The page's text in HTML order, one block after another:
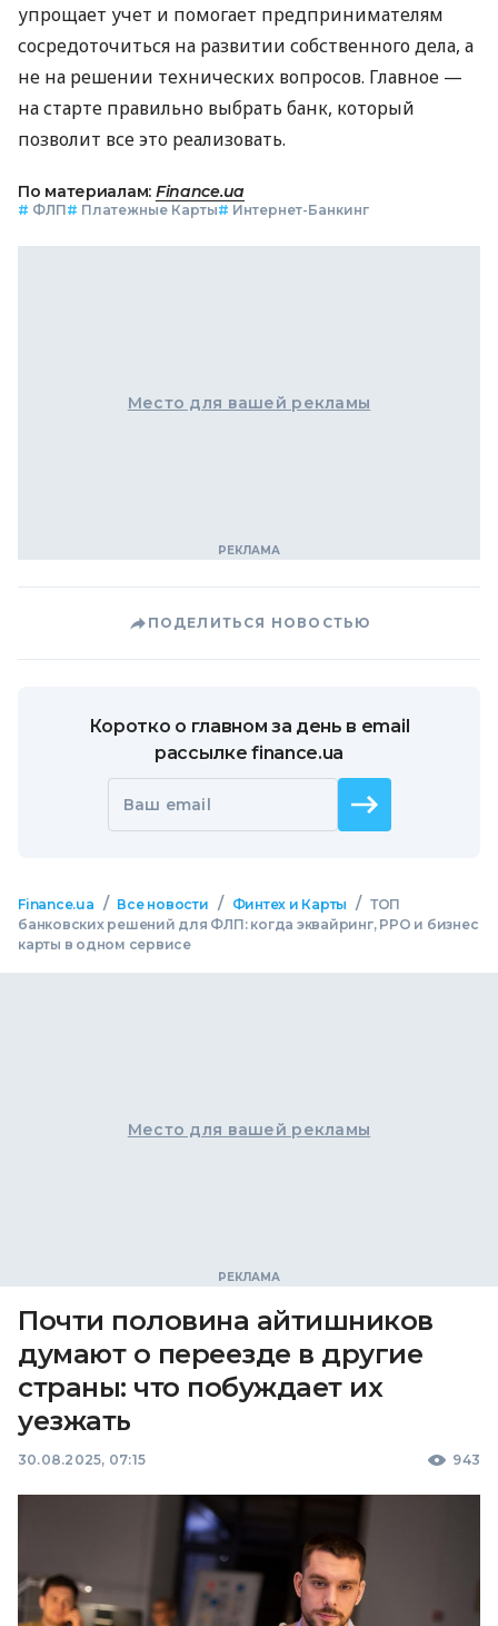
упрощает учет и помогает предпринимателям
сосредоточиться на развитии собственного дела, а
не на решении технических вопросов. Главное —
на старте правильно выбрать банк, который
позволит все это реализовать.
По материалам: Finance.ua
# ФЛП# Платежные Карты# Интернет-Банкинг
Место для вашей рекламы
ПОДЕЛИТЬСЯ НОВОСТЬЮ
Коротко о главном за день в email
рассылке finance.ua
Ваш email
Finance.ua / Все новости / Финтех и Карты / ТОП
банковских решений для ФЛП: когда эквайринг, РРО и бизнес
карты в одном сервисе
Место для вашей рекламы
Почти половина айтишников
думают о переезде в другие
страны: что побуждает их
уезжать
30.08.2025, 07:15 943